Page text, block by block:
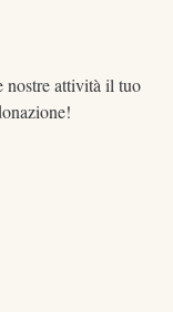
nostre attività il tuo